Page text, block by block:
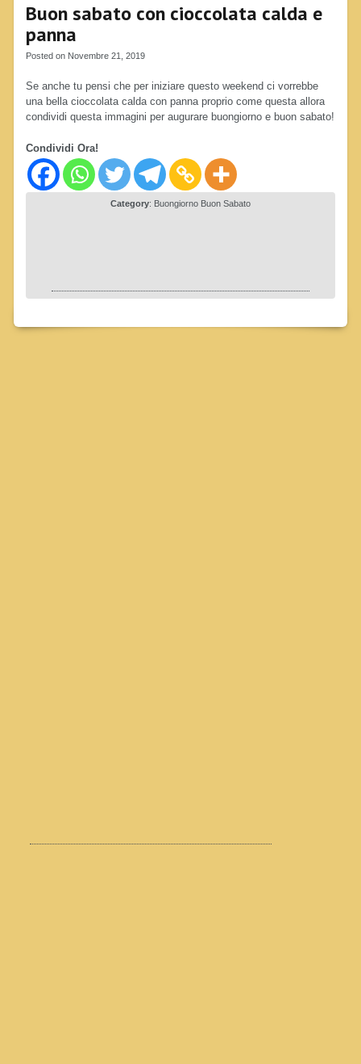
Buon sabato con cioccolata calda e
panna
Posted on Novembre 21, 2019
Se anche tu pensi che per iniziare questo weekend ci vorrebbe
una bella cioccolata calda con panna proprio come questa allora
condividi questa immagini per augurare buongiorno e buon sabato!
Condividi Ora!
Category: Buongiorno Buon Sabato